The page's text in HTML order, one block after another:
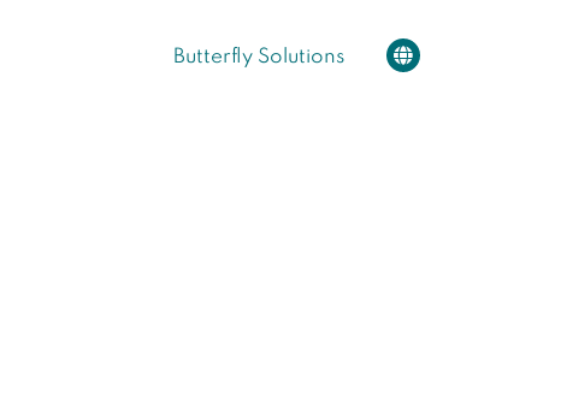
Butterfly Solutions